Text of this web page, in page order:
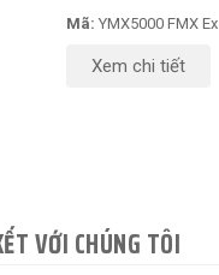
Mã: YMX5000 FMX Ex
Xem chi tiết
VỚI CHÚNG TÔI